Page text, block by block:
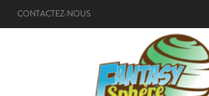
CONTACTEZ-NOUS